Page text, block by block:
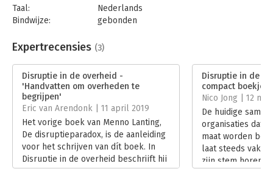
Taal:
Nederlands
Bindwijze:
gebonden
Uitgever:
Business Contact
Verschijningsdatum:
17-1-2019
Hoofdrubriek:
Expertrecensies (3)
Disruptie in de overheid -
'Handvatten om overheden te
begrijpen'
Eric van Arendonk | 11 april 2019
Het vorige boek van Menno Lanting,
De disruptieparadox, is de aanleiding
voor het schrijven van dít boek. In
Disruptie in de overheid beschrijft hij
hoe radicale vernieuwing al dan niet
Disruptie in de
compact boekje
Nico Jong | 12
De huidige
organisaties dat
maat worden
laat steeds
zijn stem horen